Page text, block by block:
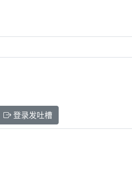
登录发吐槽